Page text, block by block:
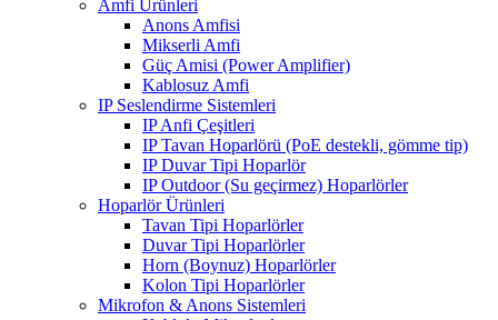
Amfi Ürünleri
Anons Amfisi
Mikserli Amfi
Güç Amisi (Power Amplifier)
Kablosuz Amfi
IP Seslendirme Sistemleri
IP Anfi Çeşitleri
IP Tavan Hoparlörü (PoE destekli, gömme tip)
IP Duvar Tipi Hoparlör
IP Outdoor (Su geçirmez) Hoparlörler
Hoparlör Ürünleri
Tavan Tipi Hoparlörler
Duvar Tipi Hoparlörler
Horn (Boynuz) Hoparlörler
Kolon Tipi Hoparlörler
Mikrofon & Anons Sistemleri